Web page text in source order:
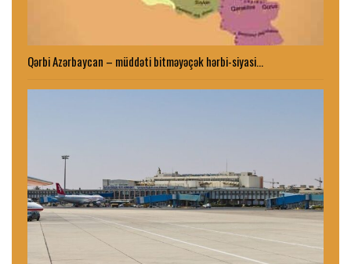
Qərbi Azərbaycan – müddəti bitməyəçək hərbi-siyasi…